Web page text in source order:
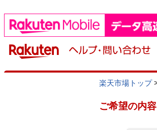
楽天市場トップ
ご希望の内